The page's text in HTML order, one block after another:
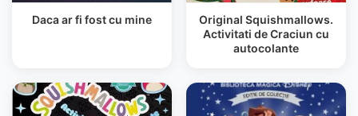
Daca ar fi fost cu mine
Original Squishmallows.
Activitati de Craciun cu
autocolante